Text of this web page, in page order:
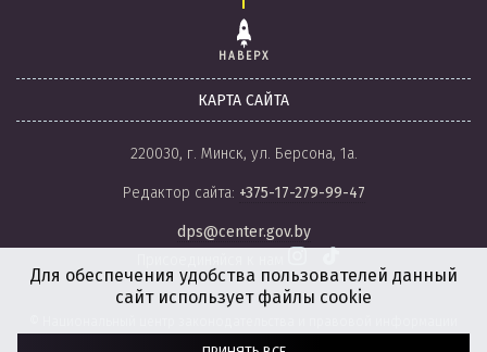
НАВЕРХ
КАРТА САЙТА
220030, г. Минск, ул. Берсона, 1а.
Редактор сайта: +375-17-279-99-47
dps@center.gov.by
Республики Беларусь, 2008-2026.
Для обеспечения удобства пользователей данный
сайт использует файлы cookie